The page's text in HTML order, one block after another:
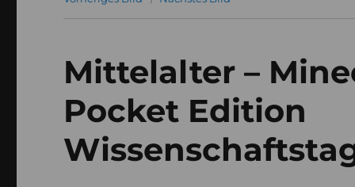
Mittelalter –
Pocket Edition